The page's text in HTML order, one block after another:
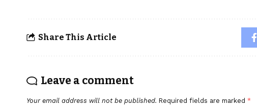
Share This Article
Leave a comment
Your email address will not be published. Required fields are marked *